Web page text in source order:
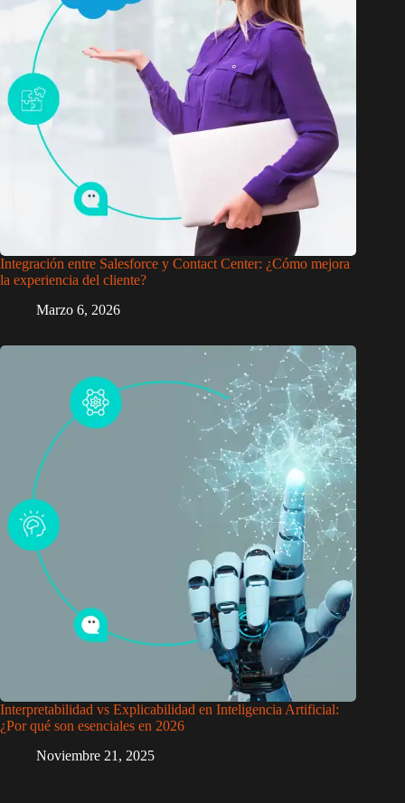
Integración entre Salesforce y Contact Center: ¿Cómo mejora
la experiencia del cliente?
Marzo 6, 2026
Interpretabilidad vs Explicabilidad en Inteligencia Artificial:
¿Por qué son esenciales en 2026
Noviembre 21, 2025